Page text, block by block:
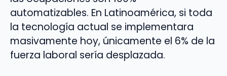
automatizables. En Latinoamérica, si toda
la tecnología actual se implementara
masivamente hoy, únicamente el 6% de la
fuerza laboral sería desplazada.